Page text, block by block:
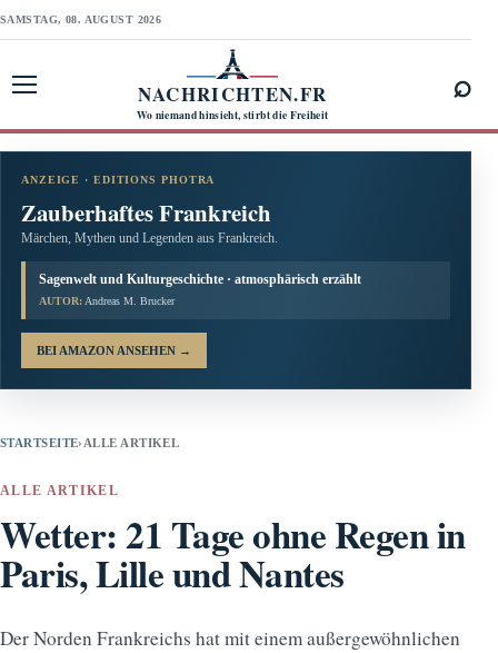
SAMSTAG, 08. AUGUST 2026
NACHRICHTEN.FR
Wo niemand hinsieht, stirbt die Freiheit
⌕
ANZEIGE · EDITIONS PHOTRA
Zauberhaftes Frankreich
Märchen, Mythen und Legenden aus Frankreich.
Sagenwelt und Kulturgeschichte · atmosphärisch erzählt
AUTOR: Andreas M. Brucker
BEI AMAZON ANSEHEN →
STARTSEITE› ALLE ARTIKEL
ALLE ARTIKEL
Wetter: 21 Tage ohne Regen in
Paris, Lille und Nantes
Der Norden Frankreichs hat mit einem außergewöhnlichen